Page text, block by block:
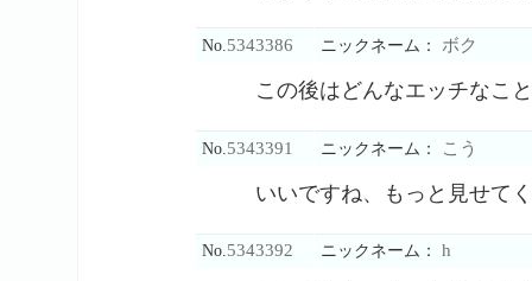
No. 5343386 ニックネーム： ボク
この後はどんなエッチなこ
No. 5343391 ニックネーム： こう
いいですね、もっと見せて
No. 5343392 ニックネーム： h